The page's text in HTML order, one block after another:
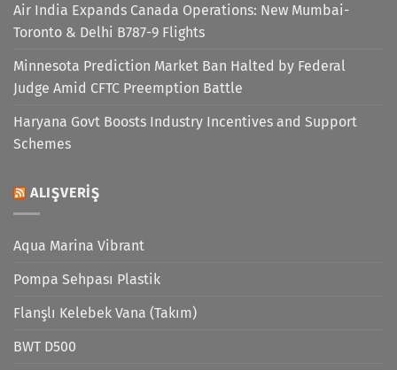
Air India Expands Canada Operations: New Mumbai-
Toronto & Delhi B787-9 Flights
Minnesota Prediction Market Ban Halted by Federal
Judge Amid CFTC Preemption Battle
Haryana Govt Boosts Industry Incentives and Support
Schemes
ALIŞVERIŞ
Aqua Marina Vibrant
Pompa Sehpası Plastik
Flanşlı Kelebek Vana (Takım)
BWT D500